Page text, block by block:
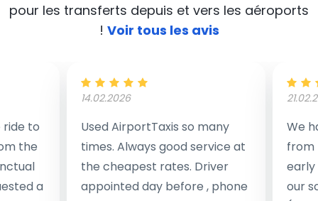
pour les transferts depuis et vers les aéroports
! Voir tous les avis
to
the
a
14.02.2026
Used AirportTaxis so many
times. Always good service at
the cheapest rates. Driver
appointed day before , phone
We
from
early
our